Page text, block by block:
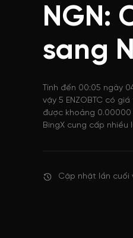
NGN:
sang
Tính đến 00:05 ngày
vậy 5 ENZOBTC có
được khoảng 0.00000
BingX cung cấp nhiều
Cập nhật lần cuối